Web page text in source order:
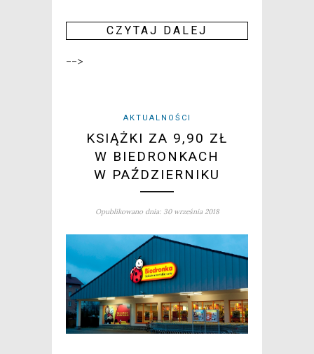
CZY­TAJ DALEJ
-->
AKTUALNOŚCI
KSIĄŻKI ZA 9,90 ZŁ
W BIEDRONKACH
W PAŹDZIERNIKU
Opublikowano dnia: 30 września 2018